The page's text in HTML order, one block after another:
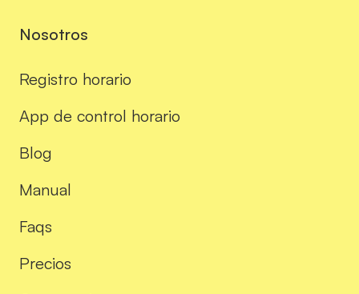
Nosotros
Registro horario
App de control horario
Blog
Manual
Faqs
Precios